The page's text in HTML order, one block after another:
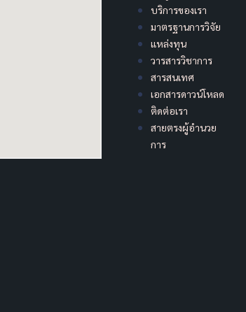
บริการของเรา
มาตรฐานการวิจัย
แหล่งทุน
วารสารวิชาการ
สารสนเทศ
เอกสารดาวน์โหลด
ติดต่อเรา
สายตรงผู้อำนวย
การ